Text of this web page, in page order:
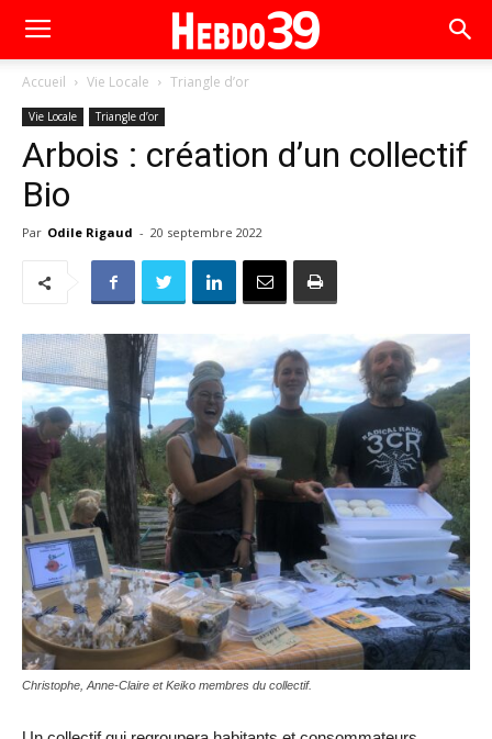
Accueil Vie Locale Triangle d’or
Vie Locale Triangle d’or
Arbois : création d’un collectif
Bio
Par Odile Rigaud - 20 septembre 2022
Christophe, Anne-Claire et Keiko membres du collectif.